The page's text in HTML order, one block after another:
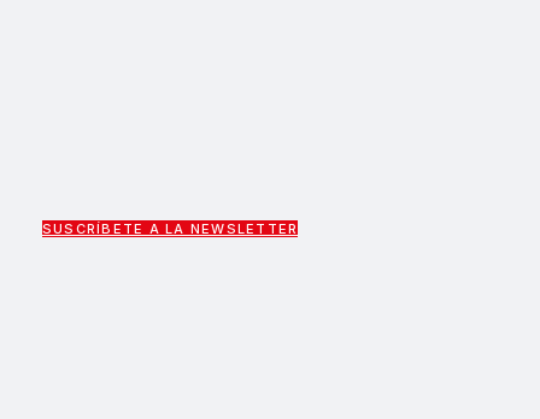
SUSCRÍBETE A LA NEWSLETTER